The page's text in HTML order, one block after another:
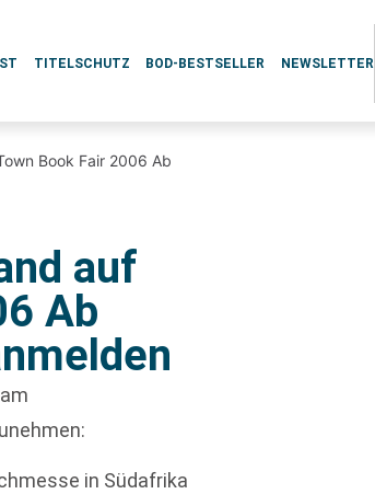
TITELSCHUTZ BOD-BESTSELLER NEWSLETTER
Book Fair 2006 Ab
auf
Ab
in Südafrika